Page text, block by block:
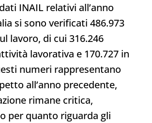
INAIL relativi all’anno
si sono verificati 486.973
lavoro, di cui 316.246
lavorativa e 170.727 in
numeri rappresentano
all’anno precedente,
rimane critica,
per quanto riguarda gli